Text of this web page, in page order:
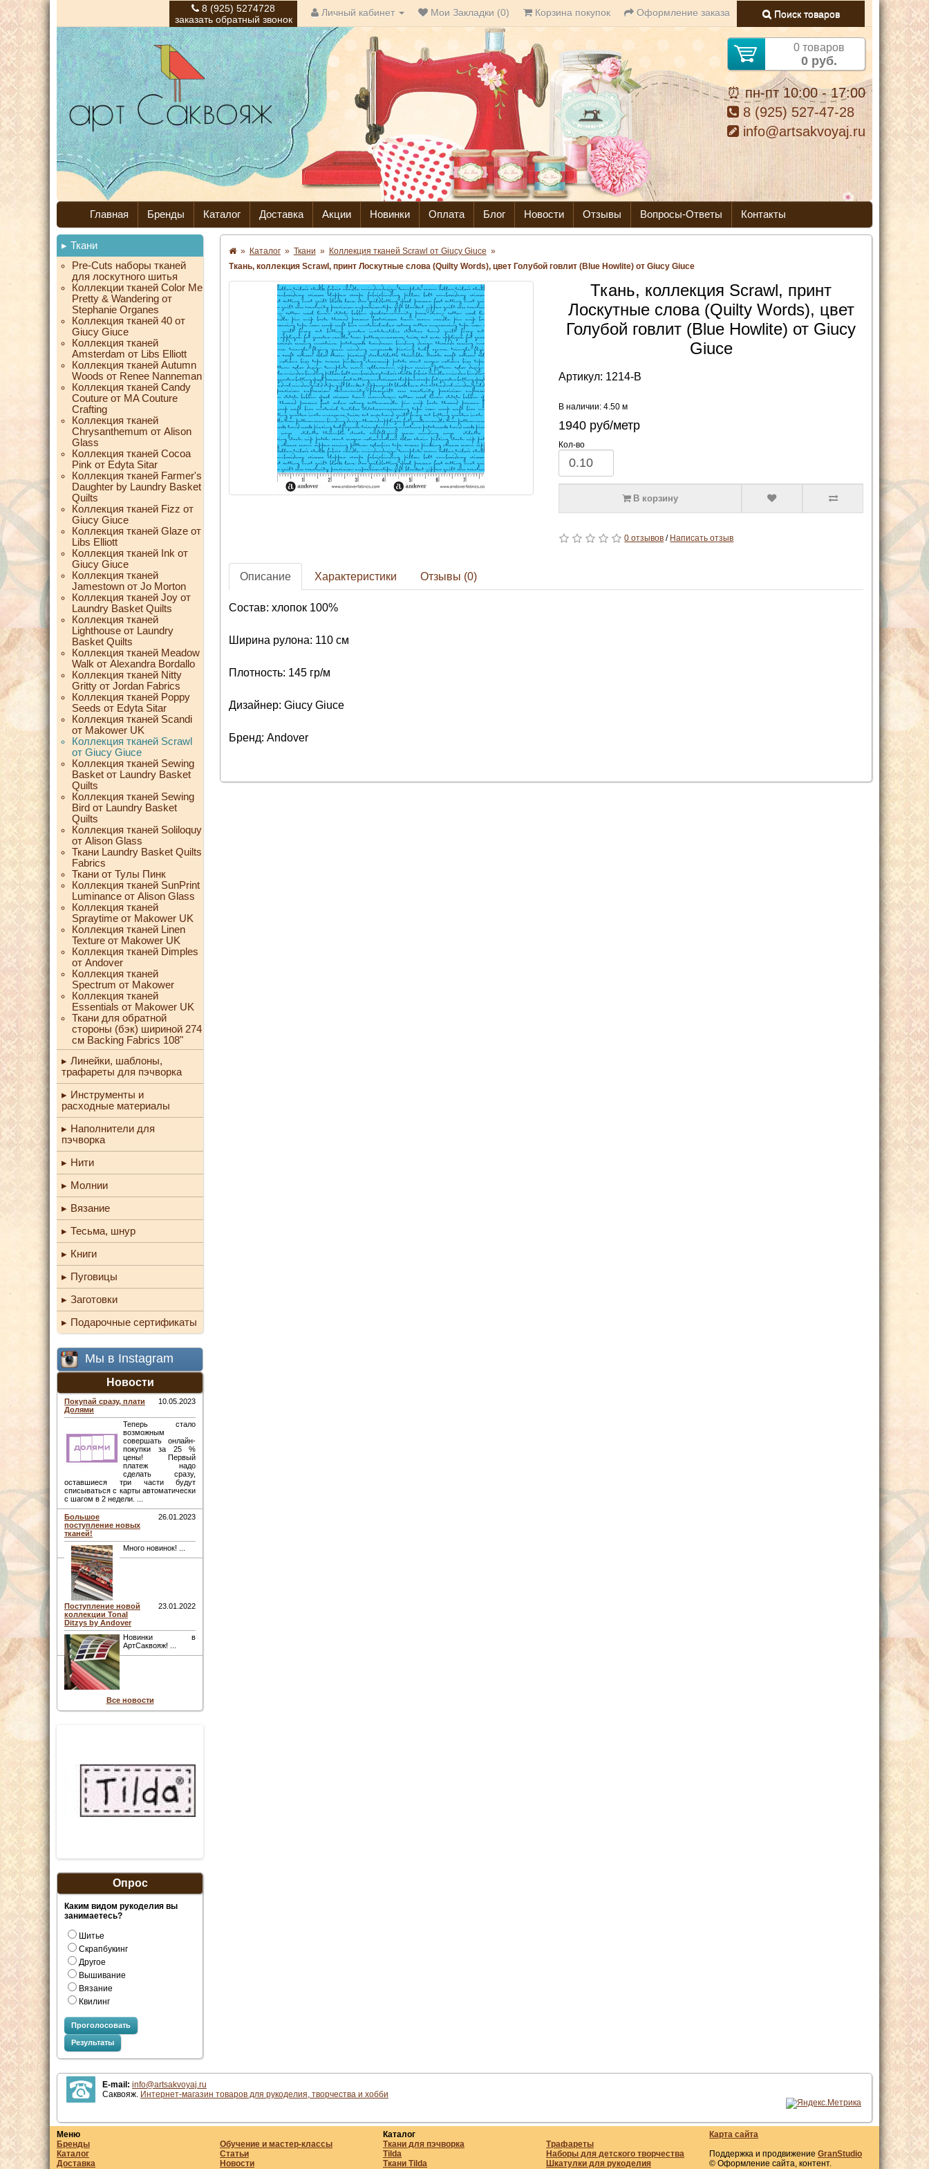
8 (925) 5274728
заказать обратный звонок
Личный кабинет Мои Закладки (0) Корзина покупок Оформление заказа Поиск товаров
0 товаров
0 руб.
⏰ пн-пт 10:00 - 17:00
8 (925) 527-47-28
info@artsakvoyaj.ru
Главная Бренды Каталог Доставка Акции Новинки Оплата Блог Новости Отзывы Вопросы-Ответы Контакты
Ткани
Pre-Cuts наборы тканей
для лоскутного шитья
Коллекции тканей Color Me
Pretty & Wandering от
Stephanie Organes
Коллекция тканей 40 от
Giucy Giuce
Коллекция тканей
Amsterdam от Libs Elliott
Коллекция тканей Autumn
Woods от Renee Nanneman
Коллекция тканей Candy
Couture от MA Couture
Crafting
Коллекция тканей
Chrysanthemum от Alison
Glass
Коллекция тканей Cocoa
Pink от Edyta Sitar
Коллекция тканей Farmer's
Daughter by Laundry Basket
Quilts
Коллекция тканей Fizz от
Giucy Giuce
Коллекция тканей Glaze от
Libs Elliott
Коллекция тканей Ink от
Giucy Giuce
Коллекция тканей
Jamestown от Jo Morton
Коллекция тканей Joy от
Laundry Basket Quilts
Коллекция тканей
Lighthouse от Laundry
Basket Quilts
Коллекция тканей Meadow
Walk от Alexandra Bordallo
Коллекция тканей Nitty
Gritty от Jordan Fabrics
Коллекция тканей Poppy
Seeds от Edyta Sitar
Коллекция тканей Scandi
от Makower UK
Коллекция тканей Scrawl
от Giucy Giuce
Коллекция тканей Sewing
Basket от Laundry Basket
Quilts
Коллекция тканей Sewing
Bird от Laundry Basket
Quilts
Коллекция тканей Soliloquy
от Alison Glass
Ткани Laundry Basket Quilts
Fabrics
Ткани от Тулы Пинк
Коллекция тканей SunPrint
Luminance от Alison Glass
Коллекция тканей
Spraytime от Makower UK
Коллекция тканей Linen
Texture от Makower UK
Коллекция тканей Dimples
от Andover
Коллекция тканей
Spectrum от Makower
Коллекция тканей
Essentials от Makower UK
Ткани для обратной
стороны (бэк) шириной 274
см Backing Fabrics 108"
Линейки, шаблоны,
трафареты для пэчворка
Инструменты и
расходные материалы
Наполнители для
пэчворка
Нити
Молнии
Вязание
Тесьма, шнур
Книги
Пуговицы
Заготовки
Подарочные сертификаты
Мы в Instagram
Новости
Покупай сразу, плати
Долями
10.05.2023
Теперь стало
возможным
совершать онлайн-
покупки за 25 %
цены! Первый
платеж надо
сделать сразу,
оставшиеся три части будут
списываться с карты автоматически
с шагом в 2 недели. ...
Большое
поступление новых
тканей!
26.01.2023
Много новинок! ...
Поступление новой
коллекции Tonal
Ditzys by Andover
23.01.2022
Новинки в
АртСаквояж! ...
Все новости
Опрос
Каким видом рукоделия вы
занимаетесь?
Шитье
Скрапбукинг
Другое
Вышивание
Вязание
Квилинг
Проголосовать
Результаты
» Каталог » Ткани » Коллекция тканей Scrawl от Giucy Giuce »
Ткань, коллекция Scrawl, принт Лоскутные слова (Quilty Words), цвет Голубой говлит (Blue Howlite) от Giucy Giuce
Ткань, коллекция Scrawl, принт
Лоскутные слова (Quilty Words), цвет
Голубой говлит (Blue Howlite) от Giucy
Giuce
Артикул: 1214-B
В наличии: 4.50 м
1940 руб/метр
Кол-во
В корзину
0 отзывов / Написать отзыв
Описание Характеристики Отзывы (0)
Состав: хлопок 100%
Ширина рулона: 110 см
Плотность: 145 гр/м
Дизайнер: Giucy Giuce
Бренд: Andover
E-mail: info@artsakvoyaj.ru
Саквояж. Интернет-магазин товаров для рукоделия, творчества и хобби
Меню
Бренды
Каталог
Доставка
Обучение и мастер-классы
Статьи
Новости
Каталог
Ткани для пэчворка
Tilda
Ткани Tilda
Трафареты
Наборы для детского творчества
Шкатулки для рукоделия
Карта сайта
Поддержка и продвижение GranStudio
© Оформление сайта, контент.